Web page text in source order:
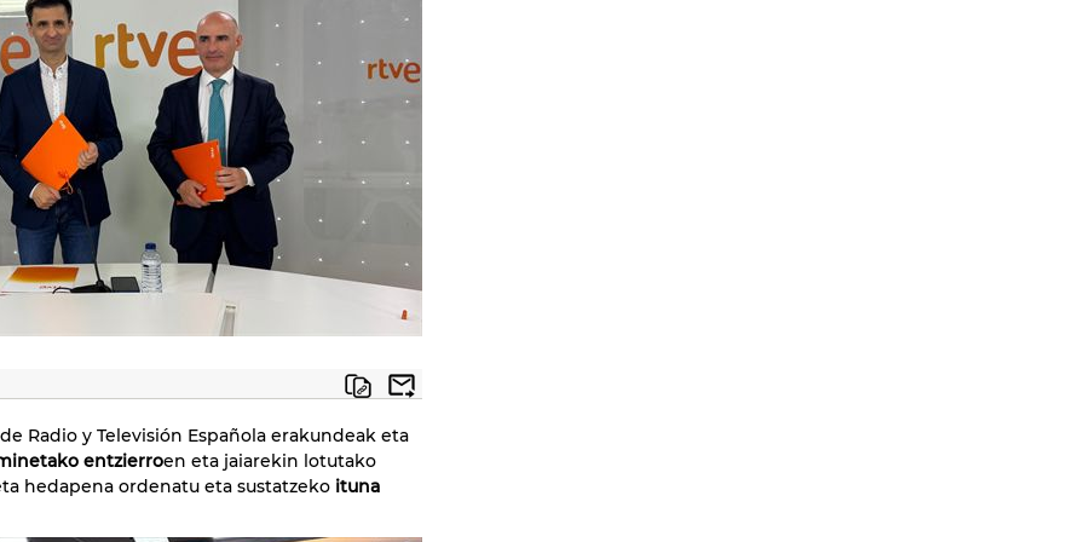
Radio y Televisión Española erakundeak eta
entzierroen eta jaiarekin lotutako
hedapena ordenatu eta sustatzeko ituna